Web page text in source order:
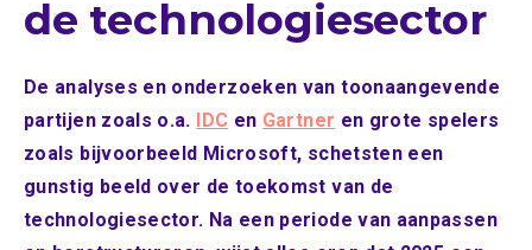
de technologiesector
De analyses en onderzoeken van toonaangevende
partijen zoals o.a. IDC en Gartner en grote spelers
zoals bijvoorbeeld Microsoft, schetsten een
gunstig beeld over de toekomst van de
technologiesector. Na een periode van aanpassen